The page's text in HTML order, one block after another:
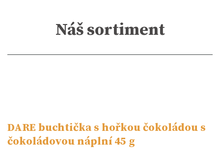
Náš sortiment
DARE buchtička s hořkou čokoládou s
čokoládovou náplní 45 g